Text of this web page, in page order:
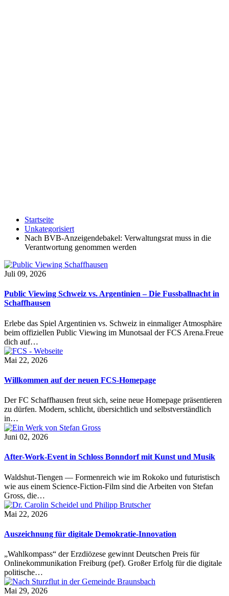
Startseite
Unkategorisiert
Nach BVB-Anzeigendebakel: Verwaltungsrat muss in die
Verantwortung genommen werden
Juli 09, 2026
Public Viewing Schweiz vs. Argentinien – Die Fussballnacht in
Schaffhausen
Erlebe das Spiel Argentinien vs. Schweiz in einmaliger Atmosphäre
beim offiziellen Public Viewing im Munotsaal der FCS Arena.Freue
dich auf…
Mai 22, 2026
Willkommen auf der neuen FCS-Homepage
Der FC Schaffhausen freut sich, seine neue Homepage präsentieren
zu dürfen. Modern, schlicht, übersichtlich und selbstverständlich
in…
Juni 02, 2026
After-Work-Event in Schloss Bonndorf mit Kunst und Musik
Waldshut-Tiengen — Formenreich wie im Rokoko und futuristisch
wie aus einem Science-Fiction-Film sind die Arbeiten von Stefan
Gross, die…
Mai 22, 2026
Auszeichnung für digitale Demokratie-Innovation
„Wahlkompass“ der Erzdiözese gewinnt Deutschen Preis für
Onlinekommunikation Freiburg (pef). Großer Erfolg für die digitale
politische…
Mai 29, 2026